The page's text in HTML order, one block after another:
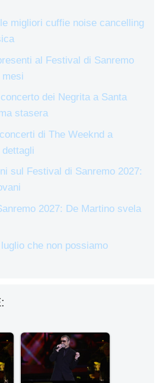
migliori cuffie noise cancelling
al Festival di Sanremo
mesi
dei Negrita a Santa
stasera
di The Weeknd a
sul Festival di Sanremo 2027:
2027: De Martino svela
che non possiamo